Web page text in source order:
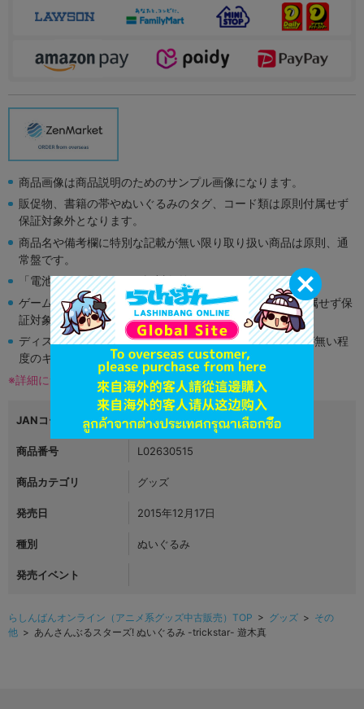
商品画像は商品説明のためのサンプル画像になります。
販促物、書籍の帯やぬいぐるみのタグ、コード類は原則付属せず
保証対象外となります。
商品名や備考欄に特別な記載が無い限り取り扱い商品は原則、通
常盤です。
「電池」は原則として保証対象外となります。
ゲーム機本体には、SDカードなどのメモリーカードは付属せず保
証対象外となります。
ディスク類の読み取り面のキズに関しまして再生に支障が無い程
度のキズがある場合がございます。
※詳細につきましてはコチラ
JANコード 4999999999999
商品番号 L02630515
商品カテゴリ グッズ
発売日 2015年12月17日
種別 ぬいぐるみ
発売イベント
らしんばんオンライン（アニメ系グッズ中古販売）TOP > グッズ > その
他 > あんさんぶるスターズ! ぬいぐるみ -trickstar- 遊木真